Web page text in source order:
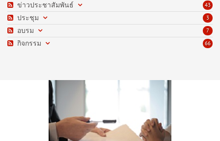
43
ข่าวประชาสัมพันธ์
3
ประชุม
7
อบรม
66
กิจกรรม